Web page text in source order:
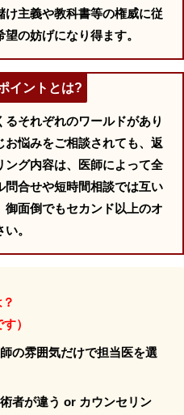
主義や教科書等の権威に従
の妨げになり得ます。
イントとは?
それぞれのワールドがあり
お悩みをご相談されても、返
ング内容は、医師によって全
問合せや短時間相談では互い
面倒でもセカンド以上のオ
。
）
の雰囲気だけで担当医を選
者が違う or カウンセリン